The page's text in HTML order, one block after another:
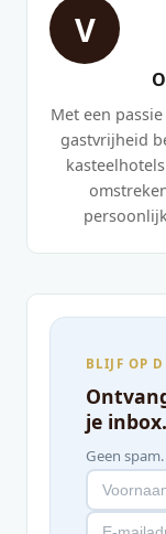
V
Met een
gastvrijheid
BLIJF OP
je inbox.
Geen